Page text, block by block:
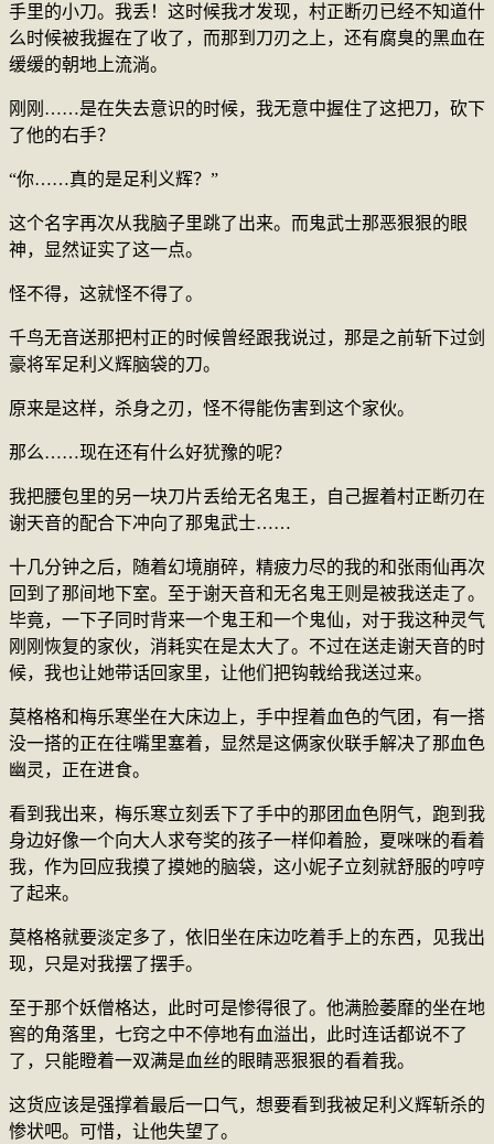
手里的小刀。我丢！这时候我才发现，村正断刃已经不知道什
么时候被我握在了收了，而那到刀刃之上，还有腐臭的黑血在
缓缓的朝地上流淌。
刚刚……是在失去意识的时候，我无意中握住了这把刀，砍下
了他的右手？
“你……真的是足利义辉？”
这个名字再次从我脑子里跳了出来。而鬼武士那恶狠狠的眼
神，显然证实了这一点。
怪不得，这就怪不得了。
千鸟无音送那把村正的时候曾经跟我说过，那是之前斩下过剑
豪将军足利义辉脑袋的刀。
原来是这样，杀身之刃，怪不得能伤害到这个家伙。
那么……现在还有什么好犹豫的呢？
我把腰包里的另一块刀片丢给无名鬼王，自己握着村正断刃在
谢天音的配合下冲向了那鬼武士……
十几分钟之后，随着幻境崩碎，精疲力尽的我的和张雨仙再次
回到了那间地下室。至于谢天音和无名鬼王则是被我送走了。
毕竟，一下子同时背来一个鬼王和一个鬼仙，对于我这种灵气
刚刚恢复的家伙，消耗实在是太大了。不过在送走谢天音的时
候，我也让她带话回家里，让他们把钩戟给我送过来。
莫格格和梅乐寒坐在大床边上，手中捏着血色的气团，有一搭
没一搭的正在往嘴里塞着，显然是这俩家伙联手解决了那血色
幽灵，正在进食。
看到我出来，梅乐寒立刻丢下了手中的那团血色阴气，跑到我
身边好像一个向大人求夸奖的孩子一样仰着脸，夏咪咪的看着
我，作为回应我摸了摸她的脑袋，这小妮子立刻就舒服的哼哼
了起来。
莫格格就要淡定多了，依旧坐在床边吃着手上的东西，见我出
现，只是对我摆了摆手。
至于那个妖僧格达，此时可是惨得很了。他满脸萎靡的坐在地
窖的角落里，七窍之中不停地有血溢出，此时连话都说不了
了，只能瞪着一双满是血丝的眼睛恶狠狠的看着我。
这货应该是强撑着最后一口气，想要看到我被足利义辉斩杀的
惨状吧。可惜，让他失望了。